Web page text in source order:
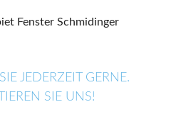
JEDERZEIT GERNE.
SIE UNS!